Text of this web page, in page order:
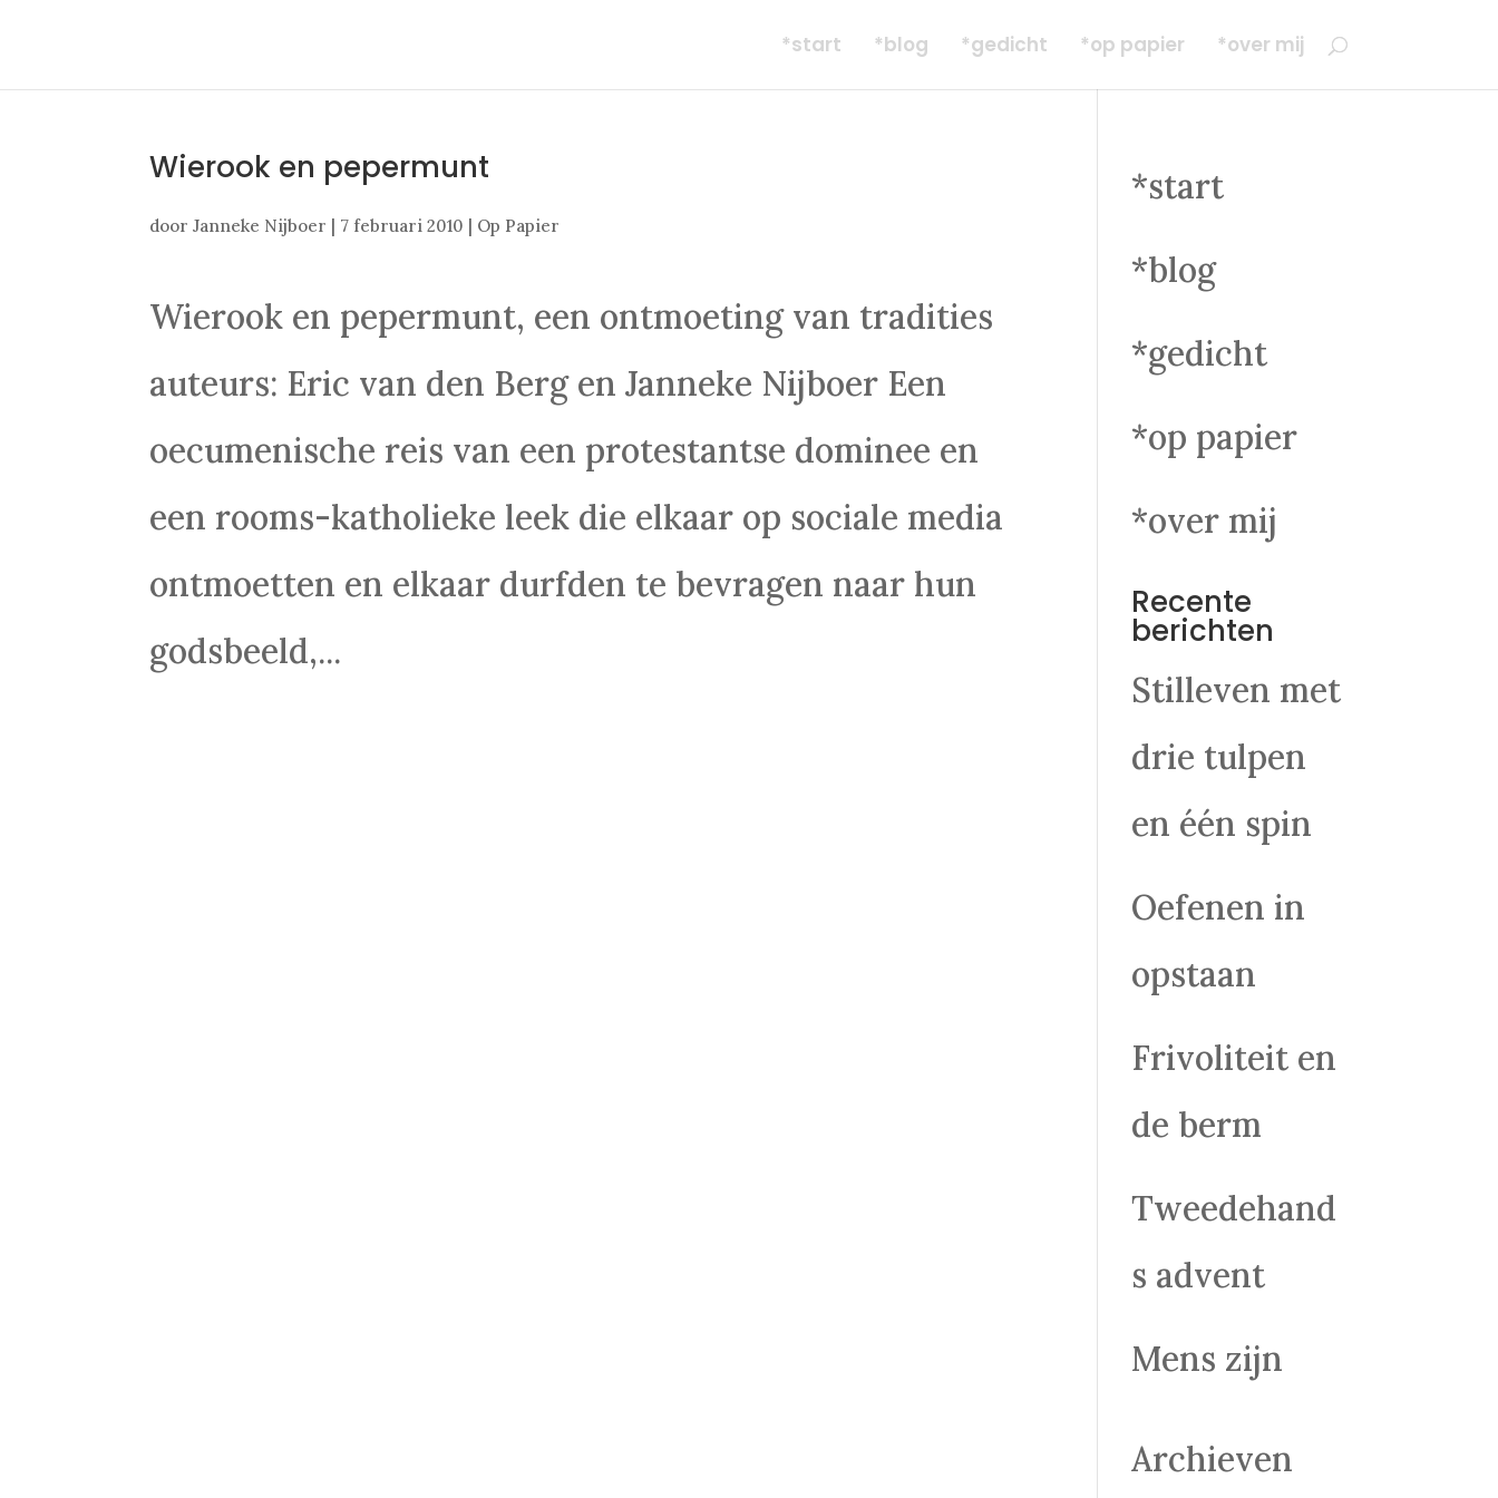
*start *blog *gedicht *op papier *over mij
Wierook en pepermunt
doorJanneke Nijboer | 7 februari 2010 | Op Papier
Wierook en pepermunt, een ontmoeting van tradities
auteurs: Eric van den Berg en Janneke Nijboer Een
oecumenische reis van een protestantse dominee en
een rooms-katholieke leek die elkaar op sociale media
ontmoetten en elkaar durfden te bevragen naar hun
godsbeeld,...
*start
*blog
*gedicht
*op papier
*over mij
Recente
berichten
Stilleven met
drie tulpen
en één spin
Oefenen in
opstaan
Frivoliteit en
de berm
Tweedehand
s advent
Mens zijn
Archieven